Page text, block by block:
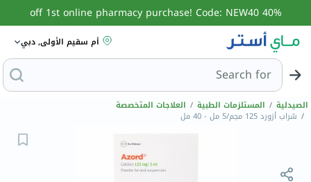
40% off 1st online pharmacy purchase! Code: NEW40
أم سقيم الأولى, دبي
Search for
الصيدلية / المستلزمات الطبية / العلاجات المتخصصة
/ شراب أزورد 125 مجم/5 مل - 40 مل